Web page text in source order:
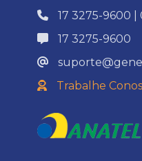
17 3275-9600
17 3275-9600
Trabalhe